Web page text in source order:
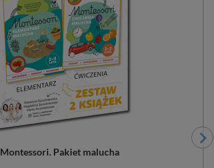
Montessori. Pakiet malucha